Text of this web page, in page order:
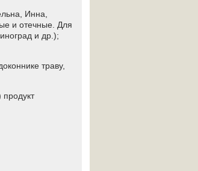
Инна,
и отечные. Для
и др.);
траву,